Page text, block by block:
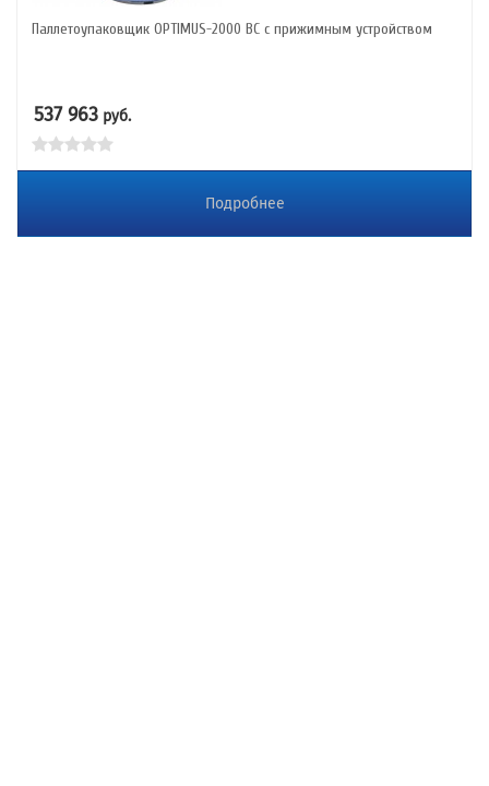
Паллетоупаковщик OPTIMUS-2000 ВС с прижимным устройством
537 963 руб.
Подробнее